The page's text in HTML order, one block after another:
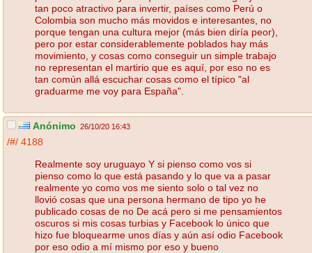
tan poco atractivo para invertir, países como Perú o
Colombia son mucho más movidos e interesantes, no
porque tengan una cultura mejor (más bien diría peor),
pero por estar considerablemente poblados hay más
movimiento, y cosas como conseguir un simple trabajo
no representan el martirio que es aquí, por eso no es
tan común allá escuchar cosas como el típico "al
graduarme me voy para España".
Anónimo 26/10/20 16:43
/#/ 4188
Realmente soy uruguayo Y si pienso como vos si
pienso como lo que está pasando y lo que va a pasar
realmente yo como vos me siento solo o tal vez no
llovió cosas que una persona hermano de tipo yo he
publicado cosas de no De acá pero si me pensamientos
oscuros si mis cosas turbias y Facebook lo único que
hizo fue bloquearme unos días y aún así odio Facebook
por eso odio a mí mismo por eso y bueno